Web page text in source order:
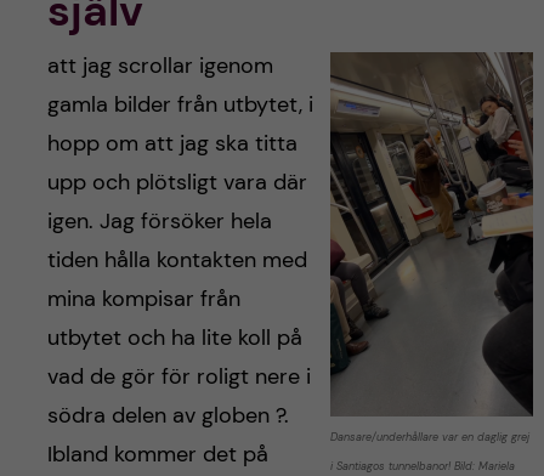
Dansare/underhållare var en daglig grej
i Santiagos tunnelbanor! Bild: Mariela
att jag scrollar igenom
gamla bilder från utbytet, i
hopp om att jag ska titta
upp och plötsligt vara där
igen. Jag försöker hela
tiden hålla kontakten med
mina kompisar från
utbytet och ha lite koll på
vad de gör för roligt nere i
södra delen av globen ?.
Ibland kommer det på